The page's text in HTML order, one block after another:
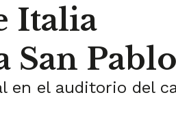
Italia
San Pablo
en el auditorio del